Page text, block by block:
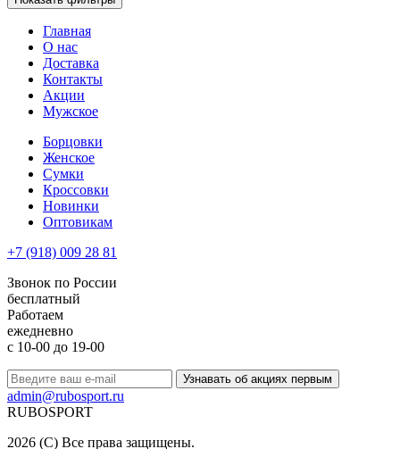
Главная
О нас
Доставка
Контакты
Акции
Мужское
Борцовки
Женское
Сумки
Кроссовки
Новинки
Оптовикам
+7 (918) 009 28 81
Звонок по России
бесплатный
Работаем
ежедневно
с 10-00 до 19-00
Узнавать об акциях первым
admin@rubosport.ru
RUBOSPORT
2026 (C) Все права защищены.